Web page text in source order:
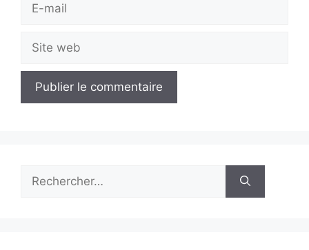
Site
web